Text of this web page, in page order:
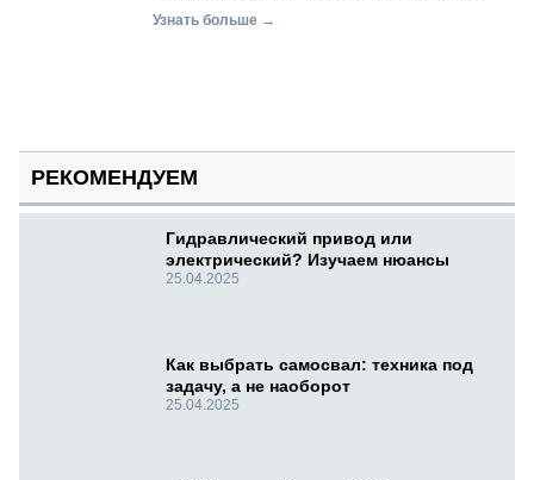
Узнать больше →
РЕКОМЕНДУЕМ
Гидравлический привод или
электрический? Изучаем нюансы
25.04.2025
Как выбрать самосвал: техника под
задачу, а не наоборот
25.04.2025